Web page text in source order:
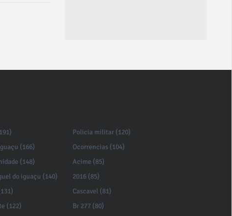
(166)
(148)
do iguaçu (140)
(122)
Policia militar (120)
Ocorrencias (104)
Acime (85)
2016 (85)
Cascavel (81)
Br 277 (80)